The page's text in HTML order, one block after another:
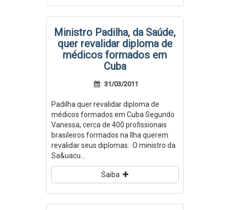
Ministro Padilha, da Saúde,
quer revalidar diploma de
médicos formados em
Cuba
31/03/2011
Padilha quer revalidar diploma de
médicos formados em Cuba Segundo
Vanessa, cerca de 400 profissionais
brasileiros formados na Ilha querem
revalidar seus diplomas. O ministro da
Sa&uacu...
Saiba